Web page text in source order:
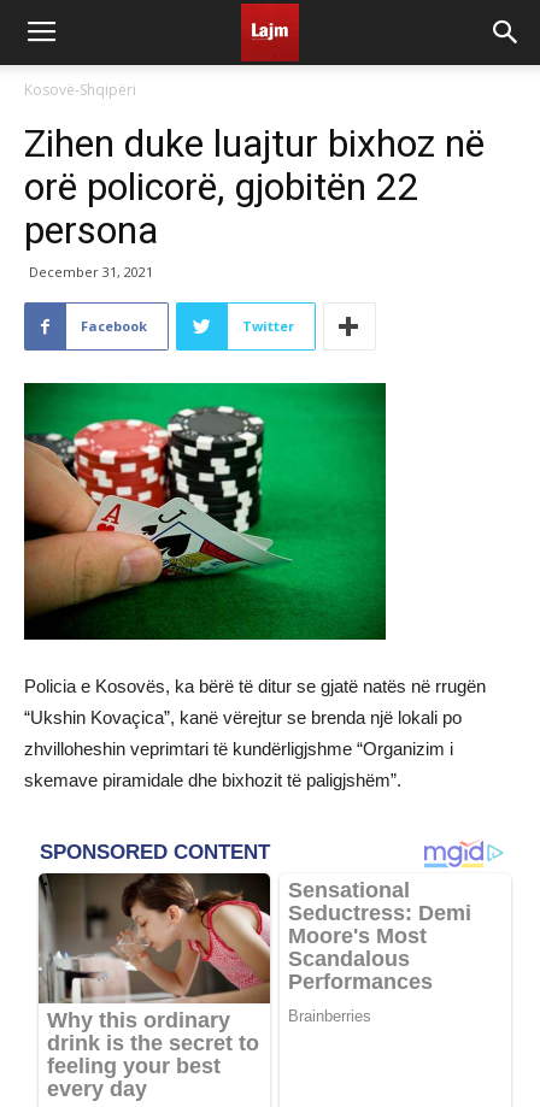
Kosovë-Shqipëri
Zihen duke luajtur bixhoz në
orë policorë, gjobitën 22
persona
December 31, 2021
Facebook Twitter
Policia e Kosovës, ka bërë të ditur se gjatë natës në rrugën
“Ukshin Kovaçica”, kanë vërejtur se brenda një lokali po
zhvilloheshin veprimtari të kundërligjshme “Organizim i
skemave piramidale dhe bixhozit të paligjshëm”.